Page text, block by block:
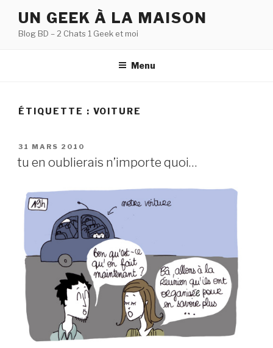
contenu
UN GEEK À LA MAISON
Blog BD – 2 Chats 1 Geek et moi
Menu
ÉTIQUETTE : VOITURE
PUBLIÉ
LE
31 MARS 2010
tu en oublierais n’importe quoi…